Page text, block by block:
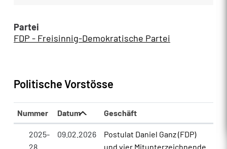
Partei
FDP - Freisinnig-Demokratische Partei
Politische Vorstösse
Nummer Datum Geschäft
2025-
28
09.02.2026
Postulat Daniel Ganz (FDP)
und vier Mitunterzeichnende